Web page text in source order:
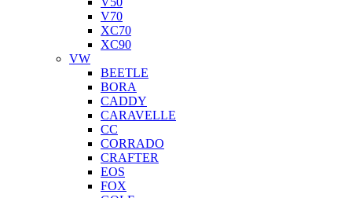
V70
XC70
XC90
VW
BEETLE
BORA
CADDY
CARAVELLE
CC
CORRADO
CRAFTER
EOS
FOX